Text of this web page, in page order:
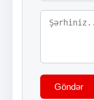
Göndər